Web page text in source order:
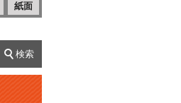
紙面